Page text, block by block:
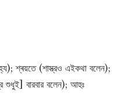
শ্ৰয়তে (শাস্ত্রও এইকথা বলেন);
শুধুই] বারবার বলেন); আহুঃ